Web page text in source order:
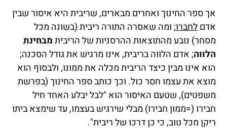
אך ספר החינוך ואחרים מבארים, שריבית היא איסור שבין
אדםלחברו; ומה שאסרה התורה ריבית (בשונה מכל
מסחר) נובע מהתוצאות ההרסניות של הריביתמבחינת
הלווה; אדם הלווה בריבית, אינו מרגיש את גודל הסכנה;
הוא אינו מבין כיצד הריבית מכלה את ממונו, ולבסוף הוא
מוצא את עצמו חסר כול. וכך כותב ספר החינוך (בפרשת
משפטים), שטעם האיסור הוא "לבל יבלע האחד חיל
חבירו (=ממון חבירו) מבלי שירגיש בעצמו, עד שימצא ביתו
ריקן מכל טוב, כי כן דרכו של ריבית".